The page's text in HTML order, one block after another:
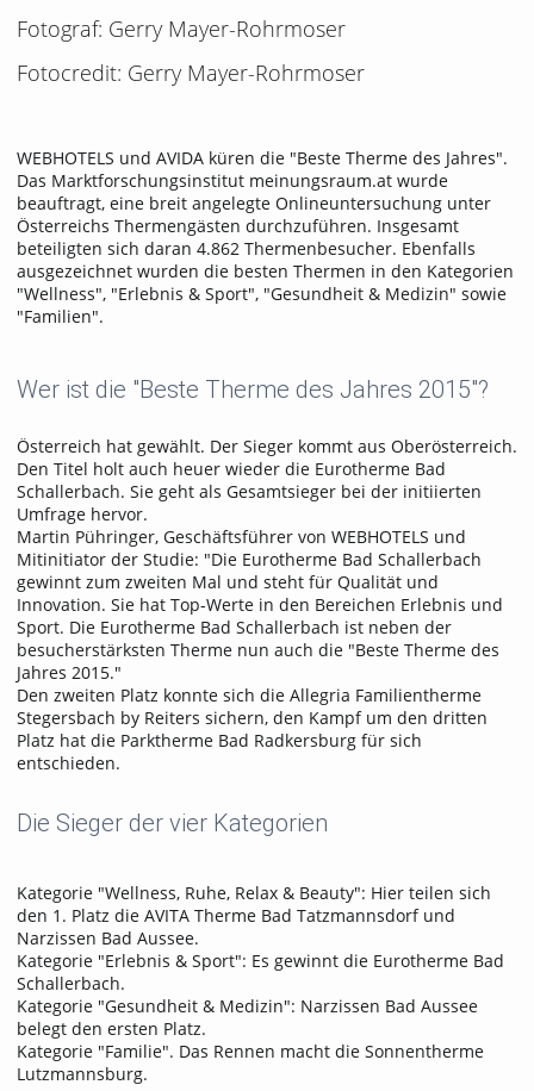
Fotograf: Gerry Mayer-Rohrmoser
Fotocredit: Gerry Mayer-Rohrmoser
WEBHOTELS und AVIDA küren die "Beste Therme des Jahres".
Das Marktforschungsinstitut meinungsraum.at wurde
beauftragt, eine breit angelegte Onlineuntersuchung unter
Österreichs Thermengästen durchzuführen. Insgesamt
beteiligten sich daran 4.862 Thermenbesucher. Ebenfalls
ausgezeichnet wurden die besten Thermen in den Kategorien
"Wellness", "Erlebnis & Sport", "Gesundheit & Medizin" sowie
"Familien".
Wer ist die "Beste Therme des Jahres 2015"?
Österreich hat gewählt. Der Sieger kommt aus Oberösterreich.
Den Titel holt auch heuer wieder die Eurotherme Bad
Schallerbach. Sie geht als Gesamtsieger bei der initiierten
Umfrage hervor.
Martin Pühringer, Geschäftsführer von WEBHOTELS und
Mitinitiator der Studie: "Die Eurotherme Bad Schallerbach
gewinnt zum zweiten Mal und steht für Qualität und
Innovation. Sie hat Top-Werte in den Bereichen Erlebnis und
Sport. Die Eurotherme Bad Schallerbach ist neben der
besucherstärksten Therme nun auch die "Beste Therme des
Jahres 2015."
Den zweiten Platz konnte sich die Allegria Familientherme
Stegersbach by Reiters sichern, den Kampf um den dritten
Platz hat die Parktherme Bad Radkersburg für sich
entschieden.
Die Sieger der vier Kategorien
Kategorie "Wellness, Ruhe, Relax & Beauty": Hier teilen sich
den 1. Platz die AVITA Therme Bad Tatzmannsdorf und
Narzissen Bad Aussee.
Kategorie "Erlebnis & Sport": Es gewinnt die Eurotherme Bad
Schallerbach.
Kategorie "Gesundheit & Medizin": Narzissen Bad Aussee
belegt den ersten Platz.
Kategorie "Familie". Das Rennen macht die Sonnentherme
Lutzmannsburg.